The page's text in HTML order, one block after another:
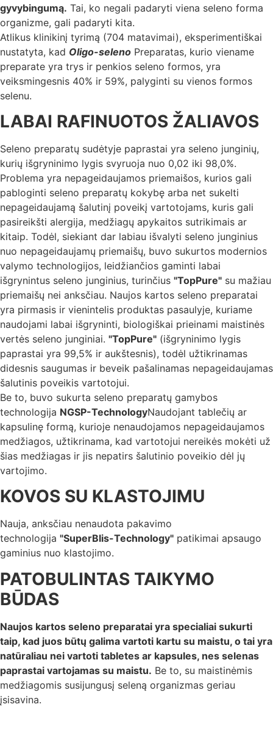
gyvybingumą. Tai, ko negali padaryti viena seleno forma
organizme, gali padaryti kita.
Atlikus klinikinį tyrimą (704 matavimai), eksperimentiškai
nustatyta, kad Oligo-seleno Preparatas, kurio viename
preparate yra trys ir penkios seleno formos, yra
veiksmingesnis 40% ir 59%, palyginti su vienos formos
selenu.
LABAI RAFINUOTOS ŽALIAVOS
Seleno preparatų sudėtyje paprastai yra seleno junginių,
kurių išgryninimo lygis svyruoja nuo 0,02 iki 98,0%.
Problema yra nepageidaujamos priemaišos, kurios gali
pabloginti seleno preparatų kokybę arba net sukelti
nepageidaujamą šalutinį poveikį vartotojams, kuris gali
pasireikšti alergija, medžiagų apykaitos sutrikimais ar
kitaip. Todėl, siekiant dar labiau išvalyti seleno junginius
nuo nepageidaujamų priemaišų, buvo sukurtos modernios
valymo technologijos, leidžiančios gaminti labai
išgrynintus seleno junginius, turinčius "TopPure" su mažiau
priemaišų nei anksčiau. Naujos kartos seleno preparatai
yra pirmasis ir vienintelis produktas pasaulyje, kuriame
naudojami labai išgryninti, biologiškai prieinami maistinės
vertės seleno junginiai. "TopPure" (išgryninimo lygis
paprastai yra 99,5% ir aukštesnis), todėl užtikrinamas
didesnis saugumas ir beveik pašalinamas nepageidaujamas
šalutinis poveikis vartotojui.
Be to, buvo sukurta seleno preparatų gamybos
technologija NGSP-TechnologyNaudojant tablečių ar
kapsulinę formą, kurioje nenaudojamos nepageidaujamos
medžiagos, užtikrinama, kad vartotojui nereikės mokėti už
šias medžiagas ir jis nepatirs šalutinio poveikio dėl jų
vartojimo.
KOVOS SU KLASTOJIMU
Nauja, anksčiau nenaudota pakavimo
technologija "SuperBlis-Technology" patikimai apsaugo
gaminius nuo klastojimo.
PATOBULINTAS TAIKYMO
BŪDAS
Naujos kartos seleno preparatai yra specialiai sukurti
taip, kad juos būtų galima vartoti kartu su maistu, o tai yra
natūraliau nei vartoti tabletes ar kapsules, nes selenas
paprastai vartojamas su maistu. Be to, su maistinėmis
medžiagomis susijungusį seleną organizmas geriau
įsisavina.